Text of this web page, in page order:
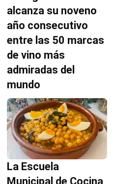
alcanza su noveno
año consecutivo
entre las 50 marcas
de vino más
admiradas del
mundo
La Escuela
Municipal de Cocina